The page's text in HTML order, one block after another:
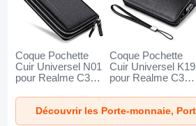
Coque Pochette
Cuir Universel N01
pour Realme C30s
Coque Pochette
Cuir Universel K19
pour Realme C30s